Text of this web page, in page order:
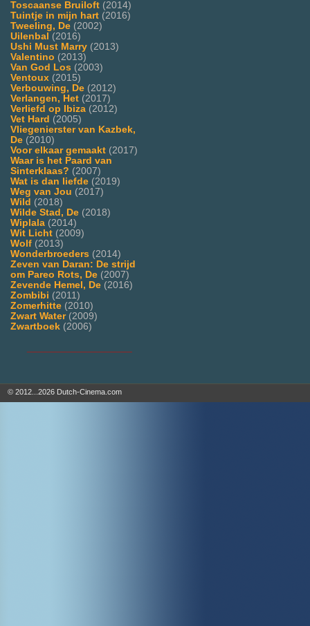
Toscaanse Bruiloft (2014)
Tuintje in mijn hart (2016)
Tweeling, De (2002)
Uilenbal (2016)
Ushi Must Marry (2013)
Valentino (2013)
Van God Los (2003)
Ventoux (2015)
Verbouwing, De (2012)
Verlangen, Het (2017)
Verliefd op Ibiza (2012)
Vet Hard (2005)
Vliegenierster van Kazbek,
De (2010)
Voor elkaar gemaakt (2017)
Waar is het Paard van
Sinterklaas? (2007)
Wat is dan liefde (2019)
Weg van Jou (2017)
Wild (2018)
Wilde Stad, De (2018)
Wiplala (2014)
Wit Licht (2009)
Wolf (2013)
Wonderbroeders (2014)
Zeven van Daran: De strijd
om Pareo Rots, De (2007)
Zevende Hemel, De (2016)
Zombibi (2011)
Zomerhitte (2010)
Zwart Water(2009)
Zwartboek (2006)
© 2012...2026 Dutch-Cinema.com